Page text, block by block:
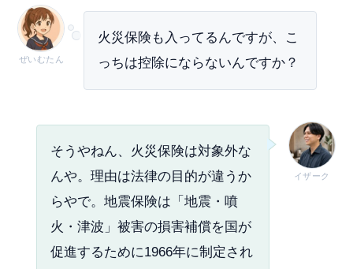
ぜいむたん
火災保険も入ってるんですが、こ
っちは控除にならないんですか？
イザーク
そうやねん、火災保険は対象外な
んや。理由は法律の目的が違うか
らやで。地震保険は「地震・噴
火・津波」被害の損害補償を国が
促進するために1966年に制定され